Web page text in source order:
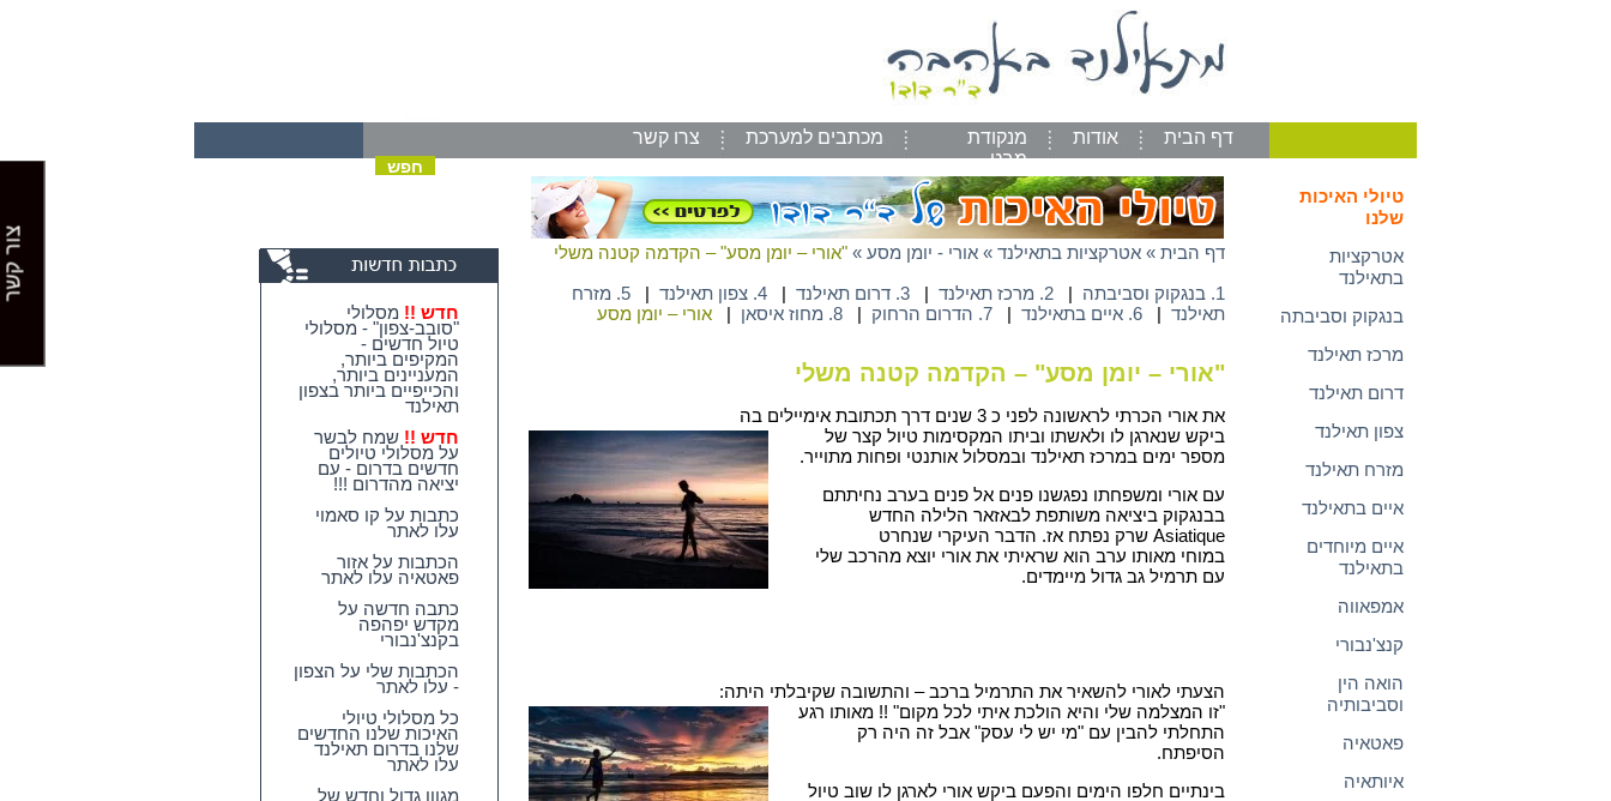
דף הבית אודות
מנקודת
מבט
מכתבים למערכת צרו קשר
טיולי האיכות
שלנו
אטרקציות
בתאילנד
בנגקוק וסביבתה
מרכז תאילנד
דרום תאילנד
צפון תאילנד
מזרח תאילנד
איים בתאילנד
איים מיוחדים
בתאילנד
אמפאווה
קנצ'נבורי
הואה הין
וסביבותיה
פאטאיה
איותאיה
דף הבית » אטרקציות בתאילנד » אורי - יומן מסע » "אורי – יומן מסע" – הקדמה קטנה משלי
1. בנגקוק וסביבתה
| 2. מרכז תאילנד | 3. דרום תאילנד | 4. צפון תאילנד |
5. מזרח
תאילנד | 6. איים בתאילנד | 7. הדרום הרחוק | 8. מחוז איסאן | אורי – יומן מסע
"אורי – יומן מסע" – הקדמה קטנה משלי
את אורי הכרתי לראשונה לפני כ 3 שנים דרך תכתובת אימיילים בה
ביקש שנארגן לו ולאשתו וביתו המקסימות טיול קצר של
מספר ימים במרכז תאילנד ובמסלול אותנטי ופחות מתוייר.
עם אורי ומשפחתו נפגשנו פנים אל פנים בערב נחיתתם
בבנגקוק ביציאה משותפת לבאזאר הלילה החדש
Asiatique שרק נפתח אז. הדבר העיקרי שנחרט
במוחי מאותו ערב הוא שראיתי את אורי יוצא מהרכב שלי
עם תרמיל גב גדול מיימדים.
הצעתי לאורי להשאיר את התרמיל ברכב – והתשובה שקיבלתי היתה:
"זו המצלמה שלי והיא הולכת איתי לכל מקום" !! מאותו רגע
התחלתי להבין עם "מי יש לי עסק" אבל זה היה רק
הסיפתח.
בינתיים חלפו הימים והפעם ביקש אורי לארגן לו שוב טיול
חדש !! מסלולי
"סובב-צפון" - מסלולי
טיול חדשים -
המקיפים ביותר,
המעניינים ביותר,
והכייפיים ביותר בצפון
תאילנד
חדש !! שמח לבשר
על מסלולי טיולים
חדשים בדרום - עם
יציאה מהדרום !!!
כתבות על קו סאמוי
עלו לאתר
הכתבות על אזור
פאטאיה עלו לאתר
כתבה חדשה על
מקדש יפהפה
בקנצ'נבורי
הכתבות שלי על הצפון
- עלו לאתר
כל מסלולי טיולי
האיכות שלנו החדשים
שלנו בדרום תאילנד
עלו לאתר
מגוון גדול וחדש של
צור קשר